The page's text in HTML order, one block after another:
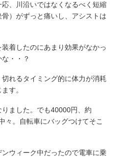
、川沿いではなくなるべく短縮
）がずっと痛いし、アシストは
着したのにあまり効果がなかっ
・・？
れるタイミング的に体力が消耗
す。
ました。でも40000円、約
々。自転車にバッグつけてそこ
ウィーク中だったので電車に乗